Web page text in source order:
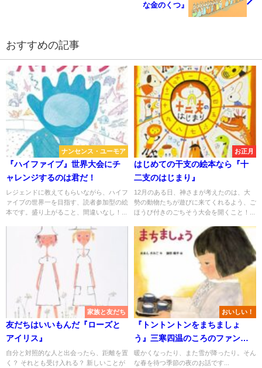
な金のくつ』
おすすめの記事
ナンセンス・ユーモア
『ハイファイブ』世界大会にチ
ャレンジするのは君だ！
レジェンドに教えてもらいながら、ハイフ
ァイブの世界一を目指す、読者参加型の絵
本です。盛り上がること、間違いなし！...
お正月
はじめての干支の絵本なら『十
二支のはじまり』
12月のある日、神さまが考えたのは、大
勢の動物たちが遊びに来てくれるよう、ご
ほうび付きのごちそう大会を開くこと！...
家族と友だち
友だちはいいもんだ『ローズと
アイリス』
自分と対照的な人と出会ったら、距離を置
く？ それとも受け入れる？ 新しいことが
おいしい！
『トントントンをまちましょ
う』三寒四温のころのファンタ
ジー
暖かくなったり、また雪が降ったり。そん
な春を待つ季節の夜のお話です...